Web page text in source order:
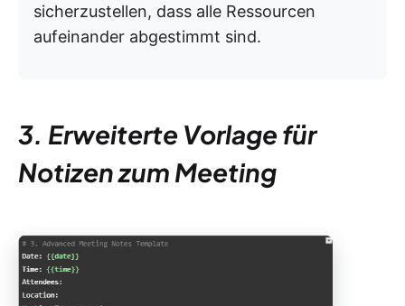
sicherzustellen, dass alle Ressourcen
aufeinander abgestimmt sind.
3. Erweiterte Vorlage für
Notizen zum Meeting